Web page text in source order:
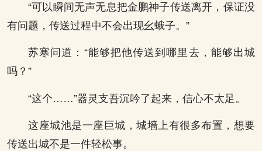
“可以瞬间无声无息把金鹏神子传送离开，保证没
有问题，传送过程中不会出现幺蛾子。”
苏寒问道：“能够把他传送到哪里去，能够出城
吗？”
“这个……”器灵支吾沉吟了起来，信心不太足。
这座城池是一座巨城，城墙上有很多布置，想要
传送出城不是一件轻松事。